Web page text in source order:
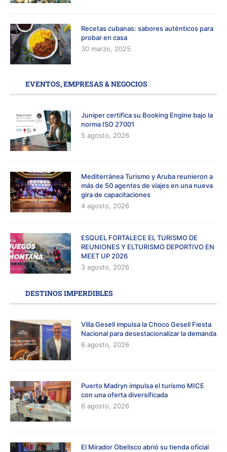
Recetas cubanas: sabores auténticos para
probar en casa
30 marzo, 2025
EVENTOS, EMPRESAS & NEGOCIOS
Juniper certifica su Booking Engine bajo la
norma ISO 27001
5 agosto, 2026
Mediterránea Turismo y Aruba reunieron a
más de 50 agentes de viajes en una nueva
gira de capacitaciones
4 agosto, 2026
ESQUEL FORTALECE EL TURISMO DE
REUNIONES Y ELTURISMO DEPORTIVO EN
MEET UP 2026
3 agosto, 2026
DESTINOS IMPERDIBLES
Villa Gesell impulsa la Choco Gesell Fiesta
Nacional para desestacionalizar la demanda
6 agosto, 2026
Puerto Madryn impulsa el turismo MICE
con una oferta diversificada
6 agosto, 2026
El Mirador Obelisco abrió su tienda oficial